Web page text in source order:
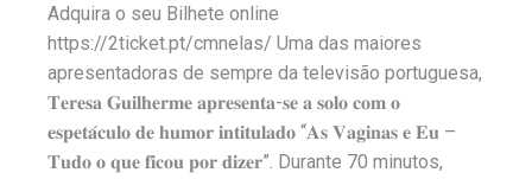
Adquira o seu Bilhete online
https://2ticket.pt/cmnelas/ Uma das maiores
apresentadoras de sempre da televisão portuguesa,
𝐓𝐞𝐫𝐞𝐬𝐚 𝐆𝐮𝐢𝐥𝐡𝐞𝐫𝐦𝐞 𝐚𝐩𝐫𝐞𝐬𝐞𝐧𝐭𝐚-𝐬𝐞 𝐚 𝐬𝐨𝐥𝐨 𝐜𝐨𝐦 𝐨
𝐞𝐬𝐩𝐞𝐭𝐚́𝐜𝐮𝐥𝐨 𝐝𝐞 𝐡𝐮𝐦𝐨𝐫 𝐢𝐧𝐭𝐢𝐭𝐮𝐥𝐚𝐝𝐨 “𝐀𝐬 𝐕𝐚𝐠𝐢𝐧𝐚𝐬 𝐞 𝐄𝐮 –
𝐓𝐮𝐝𝐨 𝐨 𝐪𝐮𝐞 𝐟𝐢𝐜𝐨𝐮 𝐩𝐨𝐫 𝐝𝐢𝐳𝐞𝐫”. Durante 70 minutos,